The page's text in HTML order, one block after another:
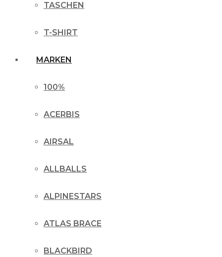
TASCHEN
T-SHIRT
MARKEN
100%
ACERBIS
AIRSAL
ALLBALLS
ALPINESTARS
ATLAS BRACE
BLACKBIRD